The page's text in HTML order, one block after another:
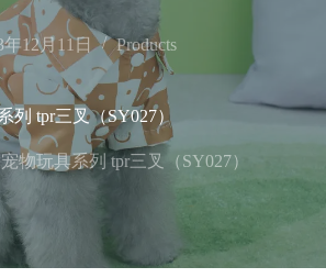
年12月11日 Products
列 tpr三叉（SY027）
宠物玩具系列 tpr三叉（SY027）